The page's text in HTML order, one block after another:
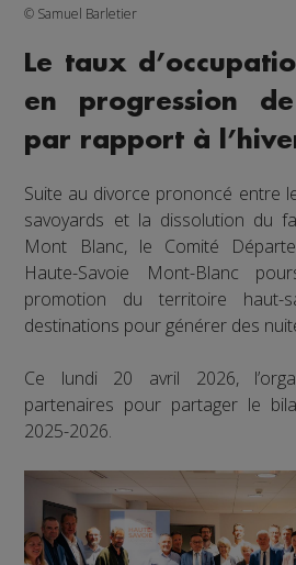
© Samuel Barletier
Le taux
en progression
par rapport à
Suite au divorce prononcé entre
savoyards et la dissolution du
Mont Blanc, le Comité
Haute-Savoie Mont-Blanc
promotion du territoire haut-
destinations pour générer des
Ce lundi 20 avril 2026,
partenaires pour partager le
2025-2026.